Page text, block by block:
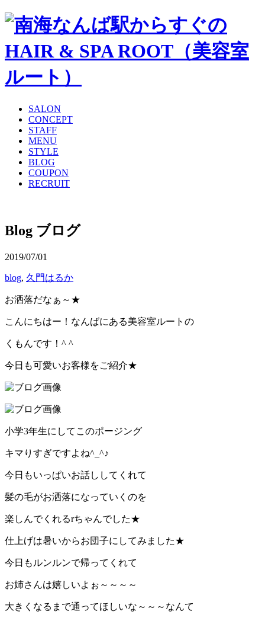
SALON
CONCEPT
STAFF
MENU
STYLE
BLOG
COUPON
RECRUIT
Blog ブログ
2019/07/01
blog, 久門はるか
お洒落だなぁ～★
こんにちはー！なんばにある美容室ルートの
くもんです！^ ^
今日も可愛いお客様をご紹介★
小学3年生にしてこのポージング
キマりすぎですよね^_^♪
今日もいっぱいお話ししてくれて
髪の毛がお洒落になっていくのを
楽しんでくれるrちゃんでした★
仕上げは暑いからお団子にしてみました★
今日もルンルンで帰ってくれて
お姉さんは嬉しいよぉ～～～～
大きくなるまで通ってほしいな～～～なんて